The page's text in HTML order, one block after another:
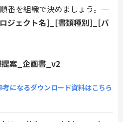
番を組織で決めましょう。一
ジェクト名]_[書類種別]_[バ
案_企画書_v2
になるダウンロード資料はこちら